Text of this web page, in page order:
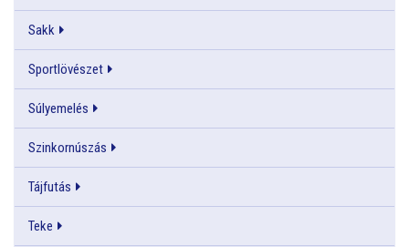
Sakk
Sportlövészet
Súlyemelés
Szinkornúszás
Tájfutás
Teke